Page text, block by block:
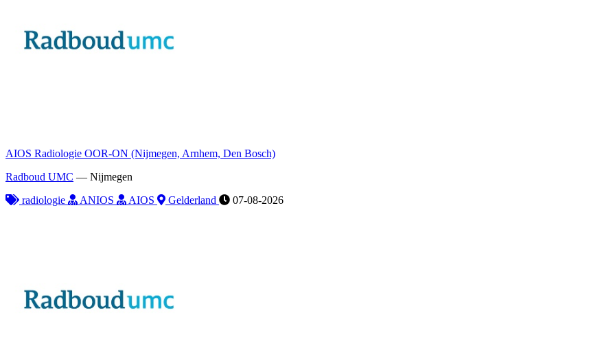
AIOS Radiologie OOR-ON (Nijmegen, Arnhem, Den Bosch)
Radboud UMC — Nijmegen
radiologie
ANIOS AIOS Gelderland 07-08-2026